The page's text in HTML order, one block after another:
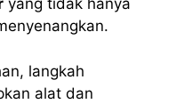
yang tidak hanya
langkah
alat dan